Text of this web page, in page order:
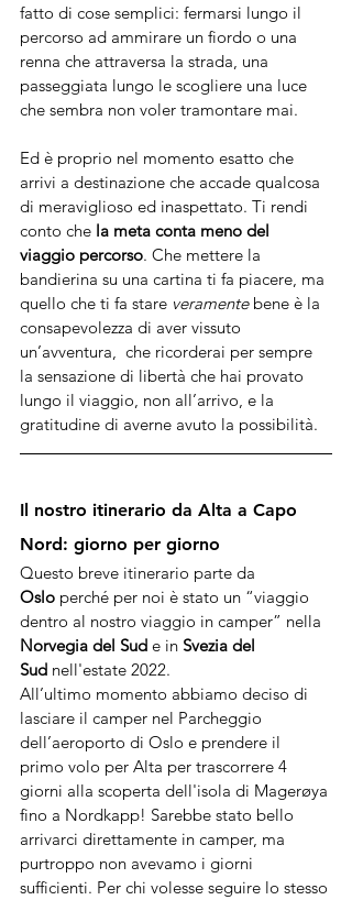
fatto di cose semplici: fermarsi lungo il
percorso ad ammirare un fiordo o una
renna che attraversa la strada, una
passeggiata lungo le scogliere una luce
che sembra non voler tramontare mai.
Ed è proprio nel momento esatto che
arrivi a destinazione che accade qualcosa
di meraviglioso ed inaspettato. Ti rendi
conto che la meta conta meno del
viaggio percorso. Che mettere la
bandierina su una cartina ti fa piacere, ma
quello che ti fa stare veramente bene è la
consapevolezza di aver vissuto
un’avventura,  che ricorderai per sempre
la sensazione di libertà che hai provato
lungo il viaggio, non all’arrivo, e la
gratitudine di averne avuto la possibilità.
Il nostro itinerario da Alta a Capo
Nord: giorno per giorno
Questo breve itinerario parte da
Oslo perché per noi è stato un “viaggio
dentro al nostro viaggio in camper” nella
Norvegia del Sud e in Svezia del
Sud nell'estate 2022.
All’ultimo momento abbiamo deciso di
lasciare il camper nel Parcheggio
dell’aeroporto di Oslo e prendere il
primo volo per Alta per trascorrere 4
giorni alla scoperta dell'isola di Magerøya
fino a Nordkapp! Sarebbe stato bello
arrivarci direttamente in camper, ma
purtroppo non avevamo i giorni
sufficienti. Per chi volesse seguire lo stesso